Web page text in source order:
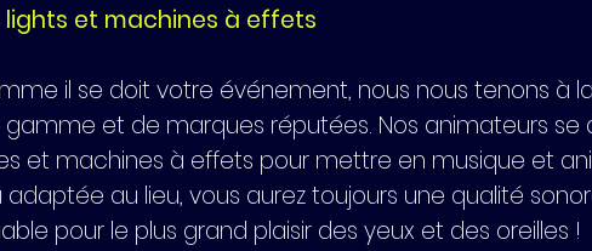
et machines à effets
il se doit votre événement, nous nous tenons à
et de marques réputées. Nos animateurs
et machines à effets pour mettre en musique et
adaptée au lieu, vous aurez toujours une qualité
pour le plus grand plaisir des yeux et des oreilles !